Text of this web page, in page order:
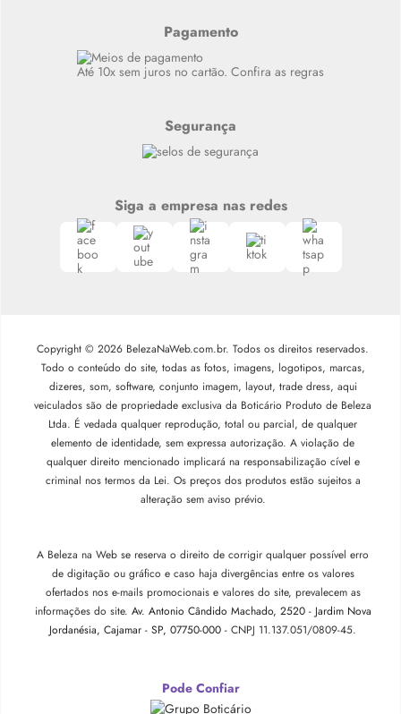
Siga nosso canal no Whatsapp
Pagamento
Até 10x sem juros no cartão. Confira as regras
Segurança
Siga a empresa nas redes
Copyright © 2026 BelezaNaWeb.com.br. Todos os direitos reservados.
Todo o conteúdo do site, todas as fotos, imagens, logotipos, marcas,
dizeres, som, software, conjunto imagem, layout, trade dress, aqui
veiculados são de propriedade exclusiva da Boticário Produto de Beleza
Ltda. É vedada qualquer reprodução, total ou parcial, de qualquer
elemento de identidade, sem expressa autorização. A violação de
qualquer direito mencionado implicará na responsabilização cível e
criminal nos termos da Lei. Os preços dos produtos estão sujeitos a
alteração sem aviso prévio.
A Beleza na Web se reserva o direito de corrigir qualquer possível erro
de digitação ou gráfico e caso haja divergências entre os valores
ofertados nos e-mails promocionais e valores do site, prevalecem as
informações do site. Av. Antonio Cândido Machado, 2520 - Jardim Nova
Jordanésia, Cajamar - SP, 07750-000 - CNPJ 11.137.051/0809-45.
Pode Confiar